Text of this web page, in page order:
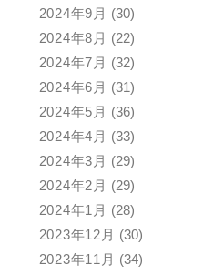
2024年9月 (30)
2024年8月 (22)
2024年7月 (32)
2024年6月 (31)
2024年5月 (36)
2024年4月 (33)
2024年3月 (29)
2024年2月 (29)
2024年1月 (28)
2023年12月 (30)
2023年11月 (34)